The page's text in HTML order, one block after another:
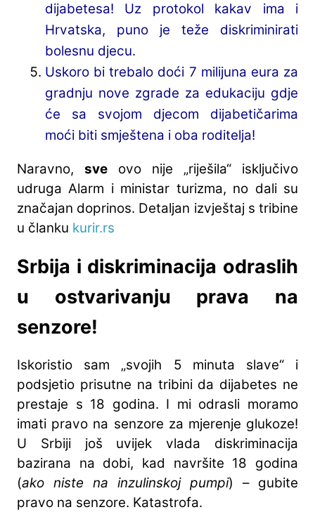
dijabetesa! Uz protokol kakav ima i
Hrvatska, puno je teže diskriminirati
bolesnu djecu.
Uskoro bi trebalo doći 7 milijuna eura za
gradnju nove zgrade za edukaciju gdje
će sa svojom djecom dijabetičarima
moći biti smještena i oba roditelja!
Naravno, sve ovo nije „riješila“ isključivo
udruga Alarm i ministar turizma, no dali su
značajan doprinos. Detaljan izvještaj s tribine
u članku kurir.rs
Srbija i diskriminacija odraslih
u ostvarivanju prava na
senzore!
Iskoristio sam „svojih 5 minuta slave“ i
podsjetio prisutne na tribini da dijabetes ne
prestaje s 18 godina. I mi odrasli moramo
imati pravo na senzore za mjerenje glukoze!
U Srbiji još uvijek vlada diskriminacija
bazirana na dobi, kad navršite 18 godina
(ako niste na inzulinskoj pumpi) – gubite
pravo na senzore. Katastrofa.